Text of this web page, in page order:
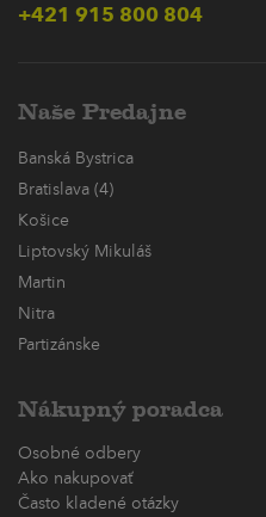
+421 915 800 804
Naše Predajne
Banská Bystrica
Bratislava (4)
Košice
Liptovský Mikuláš
Martin
Nitra
Partizánske
Nákupný poradca
Osobné odbery
Ako nakupovať
Často kladené otázky